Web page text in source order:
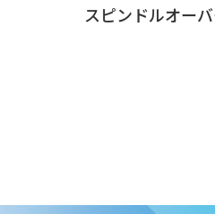
スピンドルオー